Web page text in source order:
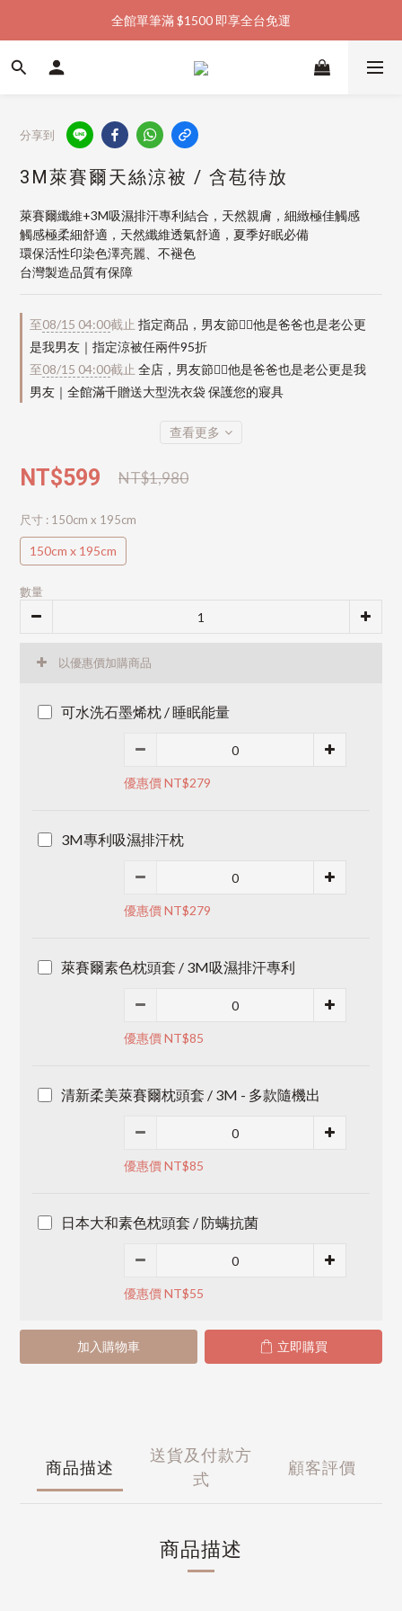
加入會員購物金  馬上領  馬上折
全館單筆滿 $1500 即享全台免運
加入會員購物金  馬上領  馬上折
分享到
3M萊賽爾天絲涼被 / 含苞待放
萊賽爾纖維+3M吸濕排汗專利結合，天然親膚，細緻極佳觸感
觸感極柔細舒適，天然纖維透氣舒適，夏季好眠必備
環保活性印染色澤亮麗、不褪色
台灣製造品質有保障
至08/15 04:00截止 指定商品，男友節👱‍♂️他是爸爸也是老公更
是我男友｜指定涼被任兩件95折
至08/15 04:00截止 全店，男友節👱‍♂️他是爸爸也是老公更是我
男友｜全館滿千贈送大型洗衣袋 保護您的寢具
查看更多
NT$599 NT$1,980
尺寸 : 150cm x 195cm
150cm x 195cm
數量
以優惠價加購商品
可水洗石墨烯枕 / 睡眠能量
優惠價 NT$279
3M專利吸濕排汗枕
優惠價 NT$279
萊賽爾素色枕頭套 / 3M吸濕排汗專利
優惠價 NT$85
清新柔美萊賽爾枕頭套 / 3M - 多款隨機出
優惠價 NT$85
日本大和素色枕頭套 / 防螨抗菌
優惠價 NT$55
加入購物車 立即購買
商品描述
送貨及付款方
式
顧客評價
商品描述